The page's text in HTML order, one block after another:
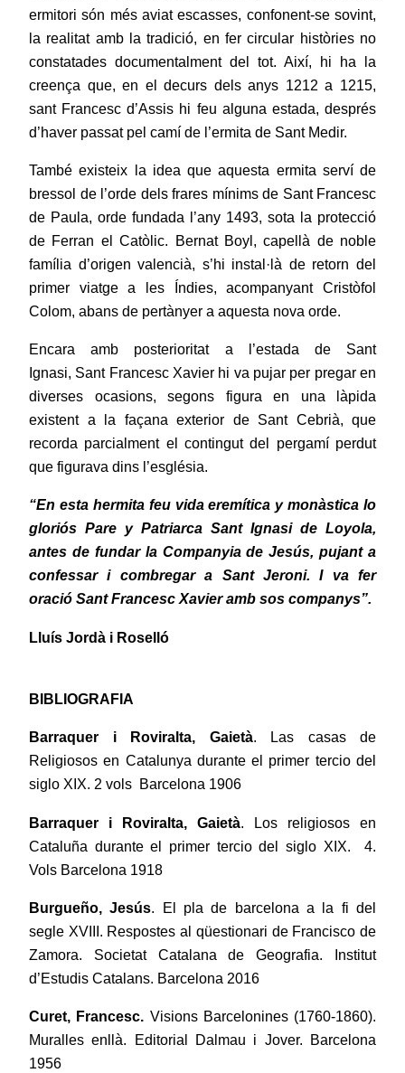
ermitori són més aviat escasses, confonent-se sovint,
la realitat amb la tradició, en fer circular històries no
constatades documentalment del tot. Així, hi ha la
creença que, en el decurs dels anys 1212 a 1215,
sant Francesc d’Assis hi feu alguna estada, després
d’haver passat pel camí de l’ermita de Sant Medir.
També existeix la idea que aquesta ermita serví de
bressol de l’orde dels frares mínims de Sant Francesc
de Paula, orde fundada l’any 1493, sota la protecció
de Ferran el Catòlic. Bernat Boyl, capellà de noble
família d’origen valencià, s’hi instal·là de retorn del
primer viatge a les Índies, acompanyant Cristòfol
Colom, abans de pertànyer a aquesta nova orde.
Encara amb posterioritat a l’estada de Sant
Ignasi, Sant Francesc Xavier hi va pujar per pregar en
diverses ocasions, segons figura en una làpida
existent a la façana exterior de Sant Cebrià, que
recorda parcialment el contingut del pergamí perdut
que figurava dins l’església.
“En esta hermita feu vida eremítica y monàstica lo
gloriós Pare y Patriarca Sant Ignasi de Loyola,
antes de fundar la Companyia de Jesús, pujant a
confessar i combregar a Sant Jeroni. I va fer
oració Sant Francesc Xavier amb sos companys”.
Lluís Jordà i Roselló
BIBLIOGRAFIA
Barraquer i Roviralta, Gaietà. Las casas de
Religiosos en Catalunya durante el primer tercio del
siglo XIX. 2 vols Barcelona 1906
Barraquer i Roviralta, Gaietà . Los religiosos en
Cataluña durante el primer tercio del siglo XIX.
4.
Vols Barcelona 1918
Burgueño, Jesús. El pla de barcelona a la fi del
segle XVIII. Respostes al qüestionari de Francisco de
Zamora.
Societat Catalana de Geografia. Institut
d’Estudis Catalans. Barcelona 2016
Curet, Francesc. Visions Barcelonines (1760-1860).
Muralles enllà. Editorial Dalmau i Jover. Barcelona
1956